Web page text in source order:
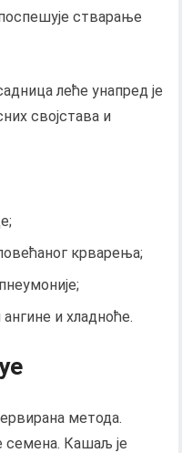
стварање
леће унапред је
својстава и
крварења;
и хладноће.
метода.
семена. Кашаљ је